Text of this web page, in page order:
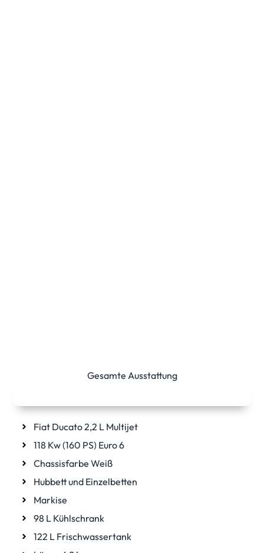
Gesamte Ausstattung
Fiat Ducato 2,2 L Multijet
118 Kw (160 PS) Euro 6
Chassisfarbe Weiß
Hubbett und Einzelbetten
Markise
98 L Kühlschrank
122 L Frischwassertank